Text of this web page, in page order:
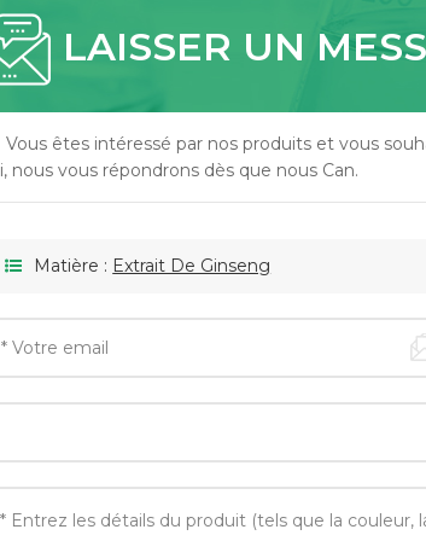
LAISSER UN
Vous êtes intéressé par nos produits et vous
nous vous répondrons dès que nous Can.
Matière : Extrait De Ginseng